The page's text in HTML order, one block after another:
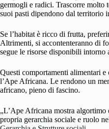
germogli e radici. Trascorre molto
suoi pasti dipendono dal territorio
Se l’habitat è ricco di frutta,
Altrimenti, si accontenteranno di
segue le risorse disponibili intorno
Questi comportamenti alimentari
l’Ape Africana. Le rendono un
africano, pieno di fascino.
„L’Ape Africana mostra algortimo
propria gerarchia sociale e ruolo